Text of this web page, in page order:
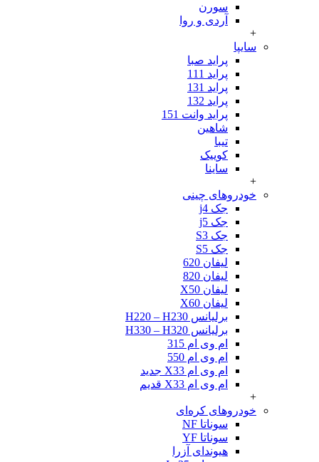
سورن
آردی و روا
+
سایپا
پراید صبا
پراید 111
پراید 131
پراید 132
پراید وانت 151
شاهین
تیبا
کوییک
ساینا
+
خودروهای چینی
جک j4
جک j5
جک S3
جک S5
لیفان 620
لیفان 820
لیفان X50
لیفان X60
برلیانس H220 – H230
برلیانس H330 – H320
ام وی ام 315
ام وی ام 550
ام وی ام X33 جدید
ام وی ام X33 قدیم
+
خودروهای کره‌ای
سوناتا NF
سوناتا YF
هیوندای آزرا